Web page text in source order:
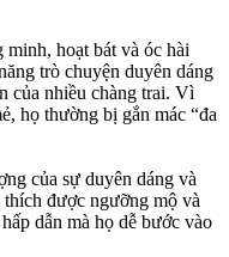
hoạt bát và óc hài
trò chuyện duyên dáng
của nhiều chàng trai. Vì
họ thường bị gắn mác “đa
của sự duyên dáng và
được ngưỡng mộ và
dẫn mà họ dễ bước vào